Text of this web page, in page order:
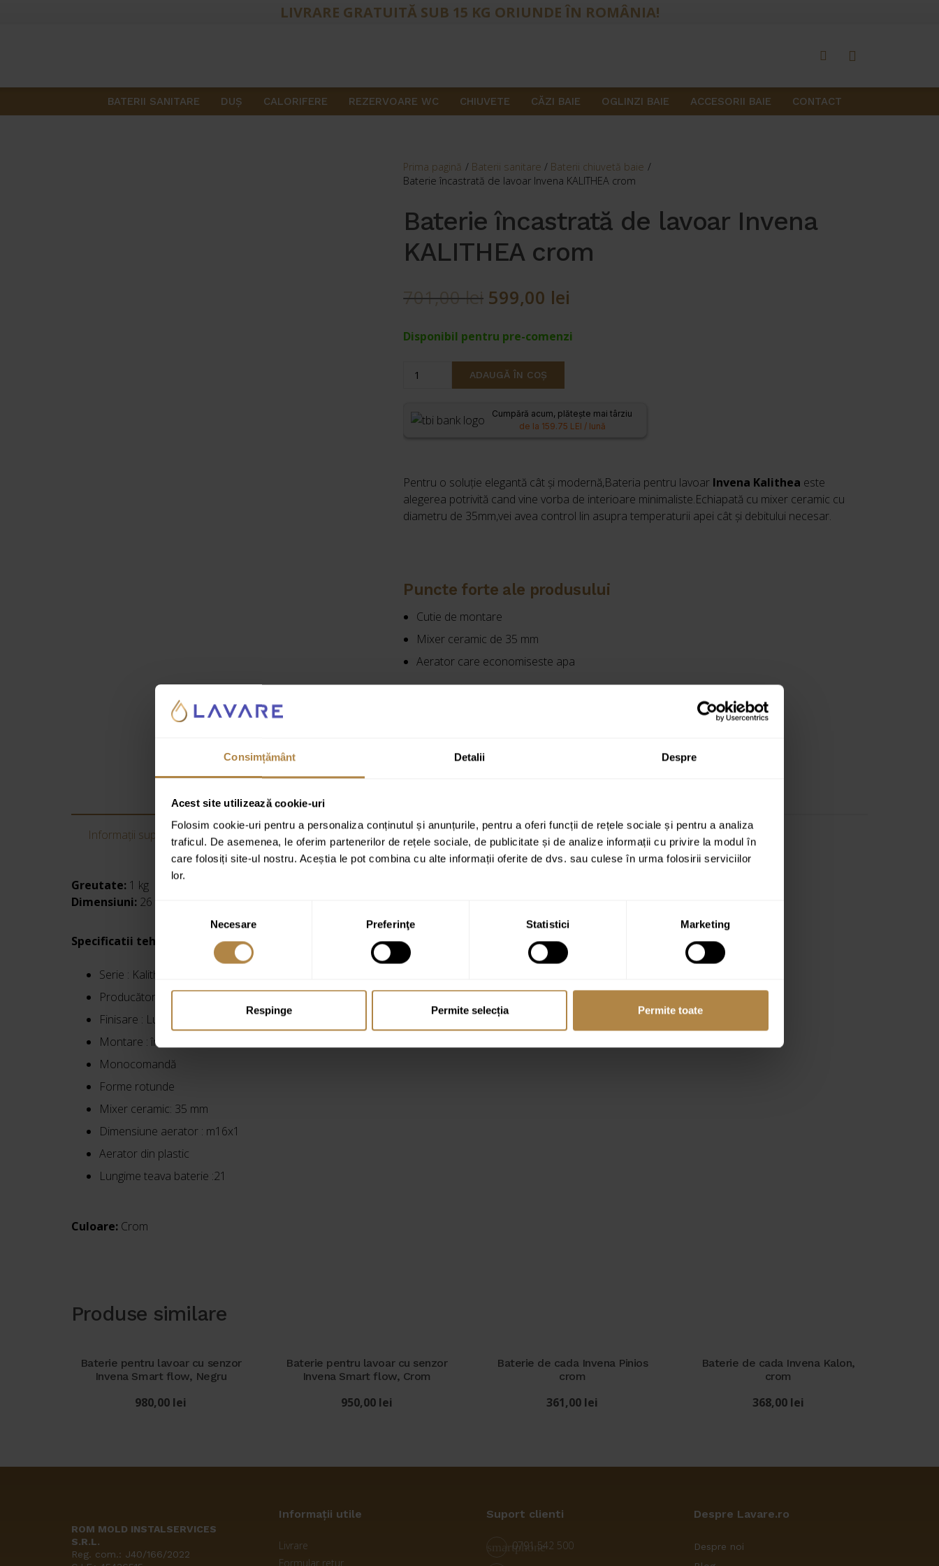
Consimțământ Detalii Despre
Acest site utilizează cookie-uri
Folosim cookie-uri pentru a personaliza conținutul și anunțurile, pentru a oferi funcții de rețele sociale și pentru a analiza
traficul. De asemenea, le oferim partenerilor de rețele sociale, de publicitate și de analize informații cu privire la modul în
care folosiți site-ul nostru. Aceștia le pot combina cu alte informații oferite de dvs. sau culese în urma folosirii serviciilor
lor.
consimțământului
Necesare Preferinţe Statistici Marketing
Respinge Permite selecția Permite toate
LIVRARE GRATUITĂ SUB 15 KG ORIUNDE ÎN ROMÂNIA!
BATERII SANITARE DUŞ CALORIFERE REZERVOARE WC CHIUVETE CĂZI BAIE OGLINZI BAIE ACCESORII BAIE CONTACT
Prima pagină / Baterii sanitare / Baterii chiuvetă baie /
Baterie încastrată de lavoar Invena KALITHEA crom
Baterie încastrată de lavoar Invena
KALITHEA crom
701,00lei Prețul
fost:
599,00 lei
Disponibil pentru pre-comenzi
Cantitate
de
crom
ADAUGĂ ÎN COȘ
Cumpără acum, plătește mai târziu
de la 159.75 LEI / lună
Pentru o soluție elegantă cât și modernă,Bateria pentru lavoar Invena Kalithea este
alegerea potrivită cand vine vorba de interioare minimaliste.Echiapată cu mixer ceramic cu
diametru de 35mm,vei avea control lin asupra temperaturii apei cât și debitului necesar.
Puncte forte ale produsului
Cutie de montare
Mixer ceramic de 35 mm
Aerator care economiseste apa
Vezi specificațiile complete
Informații suplimentare Recenzii
Greutate: 1 kg
Dimensiuni: 26 × 12,5 × 22 cm
Specificatii tehnice:
Serie : Kalithea
Producător : Invena
Finisare : Lucios
Montare : încastrat cu box
Monocomandă
Forme rotunde
Mixer ceramic: 35 mm
Dimensiune aerator : m16x1
Aerator din plastic
Lungime teava baterie :21
Culoare: Crom
Produse similare
Baterie pentru lavoar cu senzor
Invena Smart flow, Negru
980,00 lei
Baterie pentru lavoar cu senzor
Invena Smart flow, Crom
950,00 lei
Baterie de cada Invena Pinios
crom
361,00 lei
Baterie de cada Invena Kalon,
crom
368,00 lei
ROM MOLD INSTALSERVICES
S.R.L.
Reg. com.: J40/166/2022
Informații utile
Livrare
Formular retur
Suport clienti
smartphone
0791 542 500
Despre Lavare.ro
Despre noi